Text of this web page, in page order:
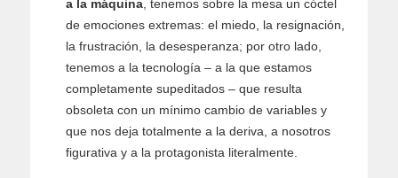
a la máquina , tenemos sobre la mesa un cóctel
de emociones extremas: el miedo, la resignación,
la frustración, la desesperanza; por otro lado,
tenemos a la tecnología – a la que estamos
completamente supeditados – que resulta
obsoleta con un mínimo cambio de variables y
que nos deja totalmente a la deriva, a nosotros
figurativa y a la protagonista literalmente.